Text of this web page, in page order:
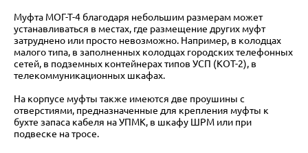
Муфта МОГ-Т-4 благодаря небольшим размерам может
устанавливаться в местах, где размещение других муфт
затруднено или просто невозможно. Например, в колодцах
малого типа, в заполненных колодцах городских телефонных
сетей, в подземных контейнерах типов УСП (КОТ-2), в
телекоммуникационных шкафах.
На корпусе муфты также имеются две проушины с
отверстиями, предназначенные для крепления муфты к
бухте запаса кабеля на УПМК, в шкафу ШРМ или при
подвеске на тросе.